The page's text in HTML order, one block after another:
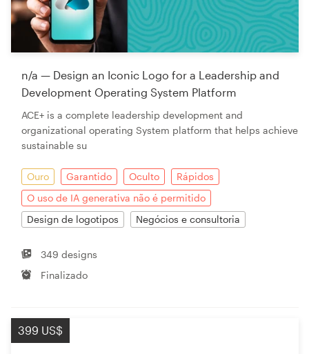
n/a — Design an Iconic Logo for a Leadership and
Development Operating System Platform
ACE+ is a complete leadership development and
organizational operating System platform that helps achieve
sustainable su
Ouro Garantido Oculto
Rápidos
O uso de IA generativa não é permitido
Design de logotipos
Negócios e consultoria
349 designs
Finalizado
399 US$